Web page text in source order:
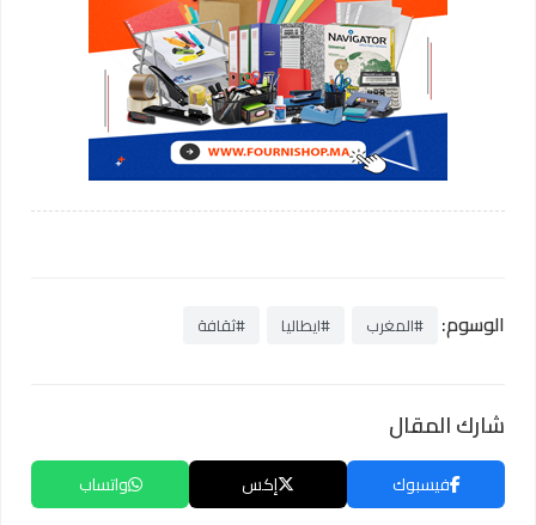
الوسوم: #المغرب #ايطاليا #ثقافة
شارك المقال
فيسبوك إكس واتساب